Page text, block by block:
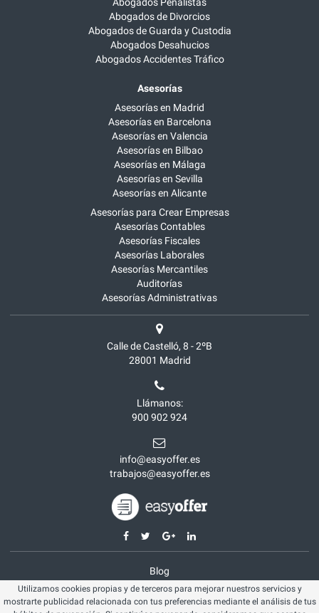
Abogados de Divorcios
Abogados de Guarda y Custodia
Abogados Desahucios
Abogados Accidentes Tráfico
Asesorías
Asesorías en Madrid
Asesorías en Barcelona
Asesorías en Valencia
Asesorías en Bilbao
Asesorías en Málaga
Asesorías en Sevilla
Asesorías en Alicante
Asesorías para Crear Empresas
Asesorías Contables
Asesorías Fiscales
Asesorías Laborales
Asesorías Mercantiles
Auditorías
Asesorías Administrativas
Calle de Castelló, 8 - 2ºB
28001 Madrid
Llámanos:
900 902 924
info@easyoffer.es
trabajos@easyoffer.es
Blog
Opiniones
Aviso legal
Utilizamos cookies propias y de terceros para mejorar nuestros servicios y
mostrarte publicidad relacionada con tus preferencias mediante el análisis de tus